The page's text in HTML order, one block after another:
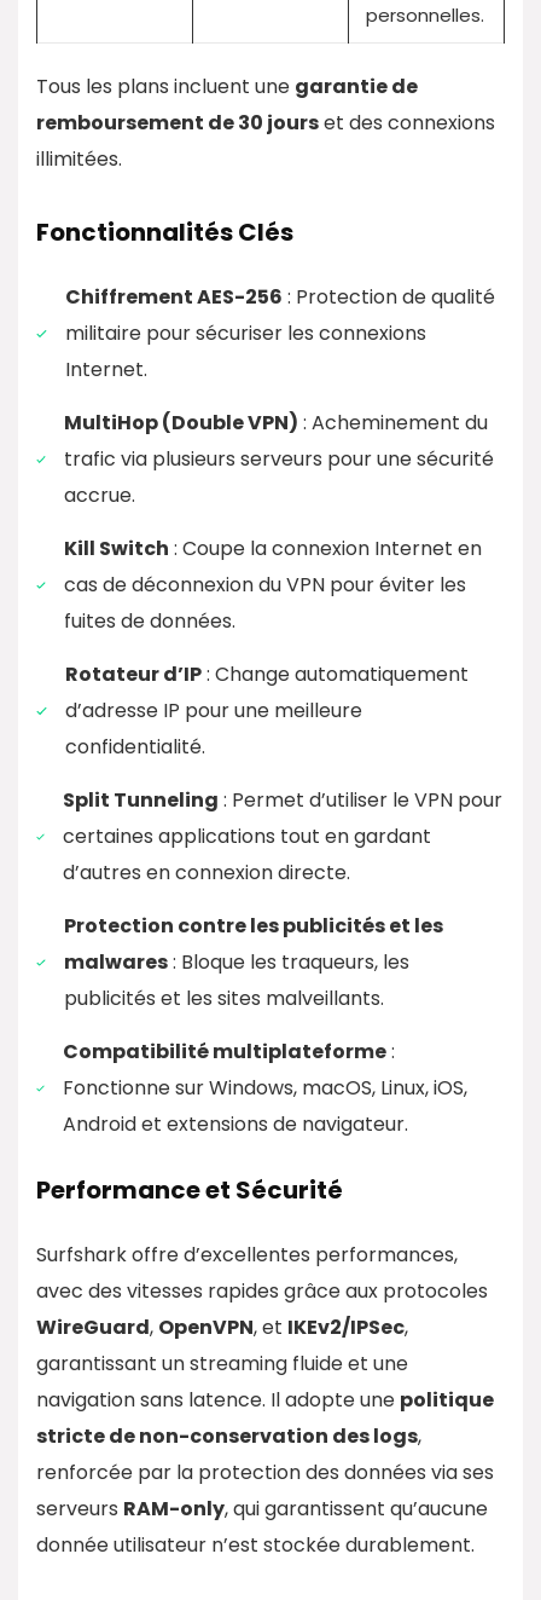
personnelles.
Tous les plans incluent une garantie de
remboursement de 30 jourset des connexions
illimitées.
Fonctionnalités Clés
Chiffrement AES-256 : Protection de qualité
militaire pour sécuriser les connexions
Internet.
MultiHop (Double VPN) : Acheminement du
trafic via plusieurs serveurs pour une sécurité
accrue.
Kill Switch : Coupe la connexion Internet en
cas de déconnexion du VPN pour éviter les
fuites de données.
Rotateur d’IP: Change automatiquement
d’adresse IP pour une meilleure
confidentialité.
Split Tunneling : Permet d’utiliser le VPN pour
certaines applications tout en gardant
d’autres en connexion directe.
Protection contre les publicités et les
malwares: Bloque les traqueurs, les
publicités et les sites malveillants.
Compatibilité multiplateforme:
Fonctionne sur Windows, macOS, Linux, iOS,
Android et extensions de navigateur.
Performance et Sécurité
Surfshark offre d’excellentes performances,
avec des vitesses rapides grâce aux protocoles
WireGuard, OpenVPN, et IKEv2/IPSec,
garantissant un streaming fluide et une
navigation sans latence. Il adopte une politique
stricte de non-conservation des logs,
renforcée par la protection des données via ses
serveurs RAM-only, qui garantissent qu’aucune
donnée utilisateur n’est stockée durablement.